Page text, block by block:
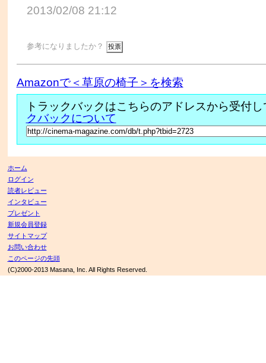
2013/02/08 21:12
参考になりましたか？
Amazonで＜草原の椅子＞を検索
トラックバックはこちらのアドレスから受付
クバックについて
ホーム
ログイン
読者レビュー
インタビュー
プレゼント
新規会員登録
サイトマップ
お問い合わせ
このページの先頭
(C)2000-2013 Masana, Inc. All Rights Reserved.